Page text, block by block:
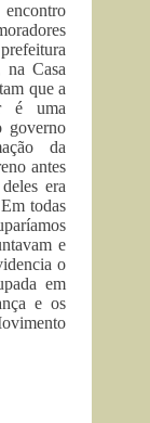
na Casa
que a
é uma
governo
da
antes
era
todas
e
o
em
e os